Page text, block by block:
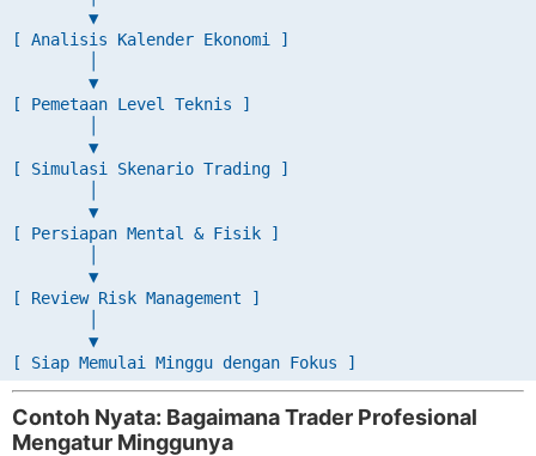
        ▼
[ Analisis Kalender Ekonomi ]
        ▼
[ Pemetaan Level Teknis ]
        ▼
[ Simulasi Skenario Trading ]
        ▼
[ Persiapan Mental & Fisik ]
        ▼
[ Review Risk Management ]
        ▼
Contoh Nyata: Bagaimana Trader Profesional
Mengatur Minggunya